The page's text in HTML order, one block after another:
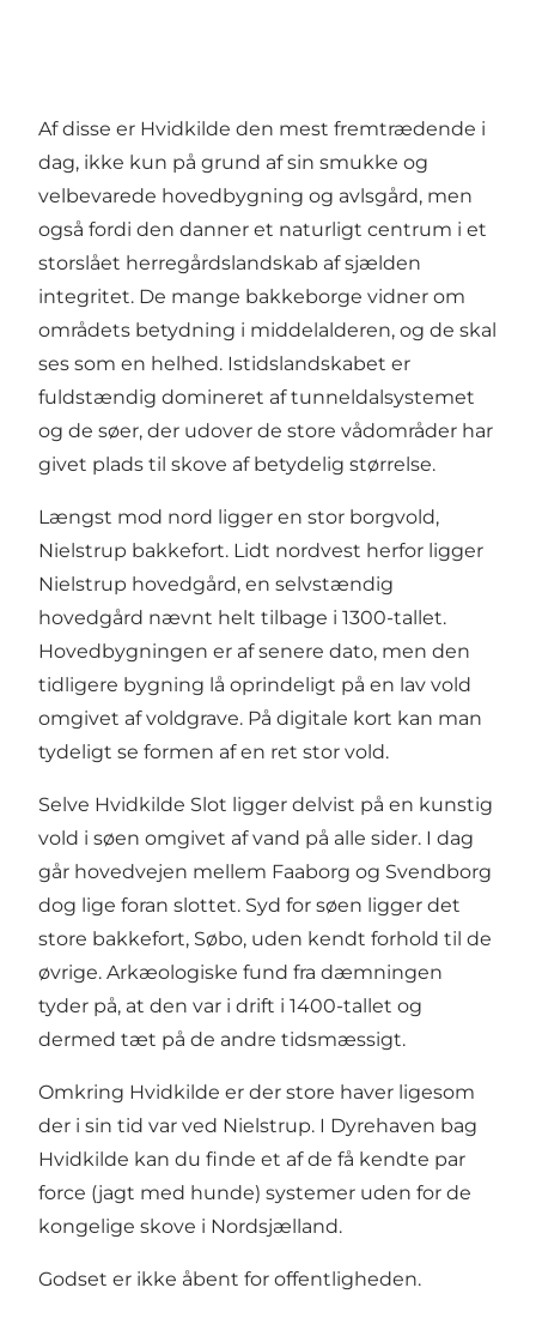
Af disse er Hvidkilde den mest fremtrædende i
dag, ikke kun på grund af sin smukke og
velbevarede hovedbygning og avlsgård, men
også fordi den danner et naturligt centrum i et
storslået herregårdslandskab af sjælden
integritet. De mange bakkeborge vidner om
områdets betydning i middelalderen, og de skal
ses som en helhed. Istidslandskabet er
fuldstændig domineret af tunneldalsystemet
og de søer, der udover de store vådområder har
givet plads til skove af betydelig størrelse.
Længst mod nord ligger en stor borgvold,
Nielstrup bakkefort. Lidt nordvest herfor ligger
Nielstrup hovedgård, en selvstændig
hovedgård nævnt helt tilbage i 1300-tallet.
Hovedbygningen er af senere dato, men den
tidligere bygning lå oprindeligt på en lav vold
omgivet af voldgrave. På digitale kort kan man
tydeligt se formen af ​​en ret stor vold.
Selve Hvidkilde Slot ligger delvist på en kunstig
vold i søen omgivet af vand på alle sider. I dag
går hovedvejen mellem Faaborg og Svendborg
dog lige foran slottet. Syd for søen ligger det
store bakkefort, Søbo, uden kendt forhold til de
øvrige. Arkæologiske fund fra dæmningen
tyder på, at den var i drift i 1400-tallet og
dermed tæt på de andre tidsmæssigt.
Omkring Hvidkilde er der store haver ligesom
der i sin tid var ved Nielstrup. I Dyrehaven bag
Hvidkilde kan du finde et af de få kendte par
force (jagt med hunde) systemer uden for de
kongelige skove i Nordsjælland.
Godset er ikke åbent for offentligheden.